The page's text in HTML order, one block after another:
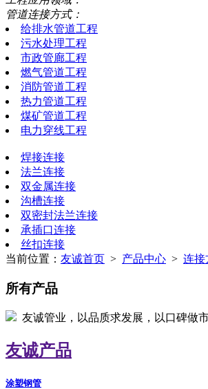
管道连接方式：
给排水管道工程
污水处理工程
市政管廊工程
燃气管道工程
消防管道工程
热力管道工程
煤矿管道工程
电力穿线工程
焊接连接
法兰连接
双金属连接
沟槽连接
双密封法兰连接
承插口连接
丝扣连接
当前位置： 友诚首页 > 产品中心 > 连接
所有产品
友诚管业，以品质求发展，以口碑做
友诚产品
涂塑钢管